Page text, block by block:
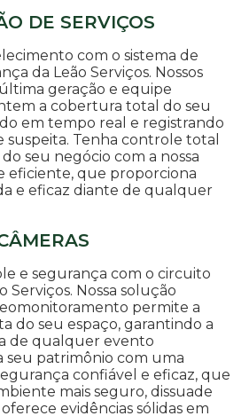
DE SERVIÇOS
com o sistema de
da Leão Serviços. Nossos
geração e equipe
a cobertura total do seu
em tempo real e registrando
Tenha controle total
seu negócio com a nossa
eficiente, que proporciona
e eficaz diante de qualquer
e segurança com o circuito
Serviços. Nossa solução
permite a
do seu espaço, garantindo a
de qualquer evento
seu patrimônio com uma
confiável e eficaz, que
mais seguro, dissuade
evidências sólidas em